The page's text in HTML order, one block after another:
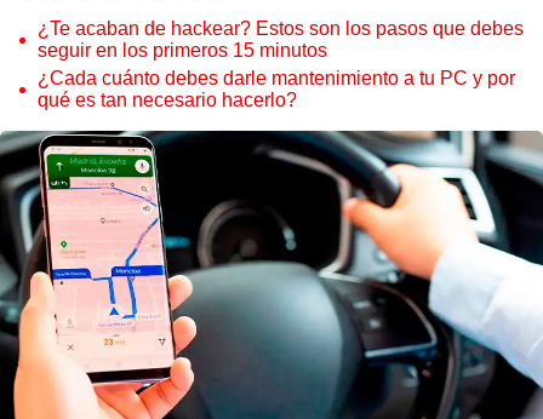
¿Te acaban de hackear? Estos son los pasos que debes
seguir en los primeros 15 minutos
¿Cada cuánto debes darle mantenimiento a tu PC y por
qué es tan necesario hacerlo?